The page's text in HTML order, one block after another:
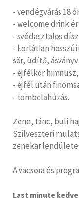
- vendégvárás 18
- welcome drink
- svédasztalos
- korlátlan
sör, üdítő,
- éjfélkor
- éjfél után
- tombolahúzás.
Zene, tánc, buli
Szilveszteri
zenekar
A vacsora és
Last minute